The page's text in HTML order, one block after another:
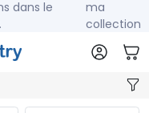
dans le
ma
collection